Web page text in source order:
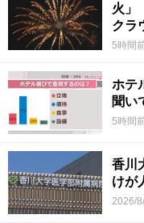
火」
クラ
5時間
ホテ
聞い
5時間
香川
けが
2026/